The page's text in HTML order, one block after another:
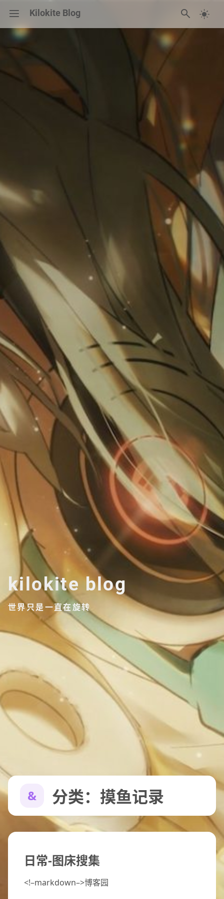
Kilokite Blog
碎碎念
kilokite blog
世界只是一直在旋转
分类：摸鱼记录
日常-图床搜集
<!–markdown–>博客园